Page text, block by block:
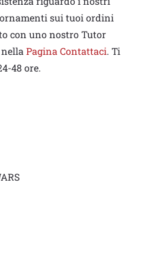
sui tuoi ordini
con uno nostro Tutor
Pagina Contattaci. Ti
48 ore.